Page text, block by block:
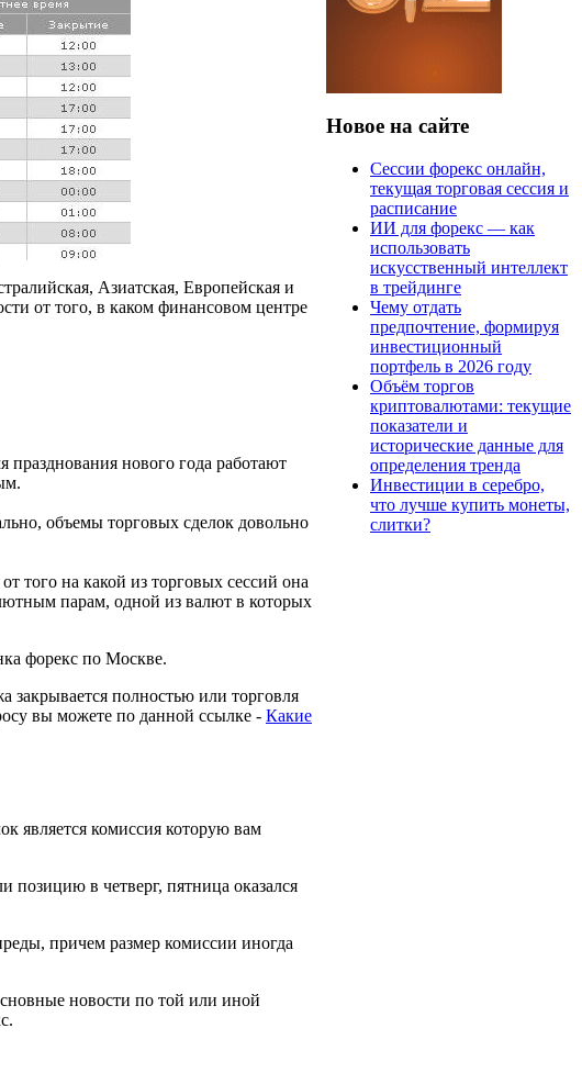
Азиатская, Европейская и
от того, в каком финансовом центре
нового года работают
объемы торговых сделок довольно
того на какой из торговых сессий она
парам, одной из валют в которых
форекс по Москве.
полностью или торговля
вы можете по данной ссылке - Какие
является комиссия которую вам
в четверг, пятница оказался
причем размер комиссии иногда
новости по той или иной
Новое на сайте
Сессии форекс онлайн,
текущая торговая сессия и
расписание
ИИ для форекс — как
использовать
искусственный интеллект
в трейдинге
Чему отдать
предпочтение, формируя
инвестиционный
портфель в 2026 году
Объём торгов
криптовалютами: текущие
показатели и
исторические данные для
определения тренда
Инвестиции в серебро,
что лучше купить монеты,
слитки?